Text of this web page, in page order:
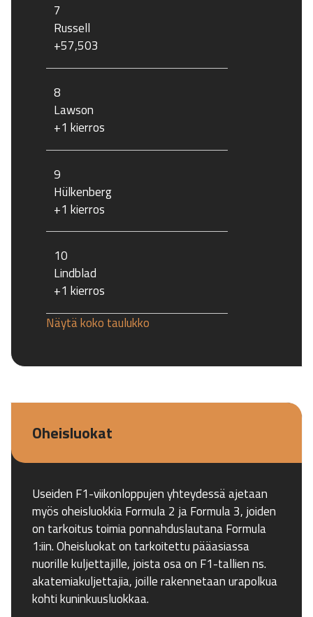
7
Russell
+57,503
8
Lawson
+1 kierros
9
Hülkenberg
+1 kierros
10
Lindblad
+1 kierros
Näytä koko taulukko
Oheisluokat
Useiden F1-viikonloppujen yhteydessä ajetaan
myös oheisluokkia Formula 2 ja Formula 3, joiden
on tarkoitus toimia ponnahduslautana Formula
1:iin. Oheisluokat on tarkoitettu pääasiassa
nuorille kuljettajille, joista osa on F1-tallien ns.
akatemiakuljettajia, joille rakennetaan urapolkua
kohti kuninkuusluokkaa.